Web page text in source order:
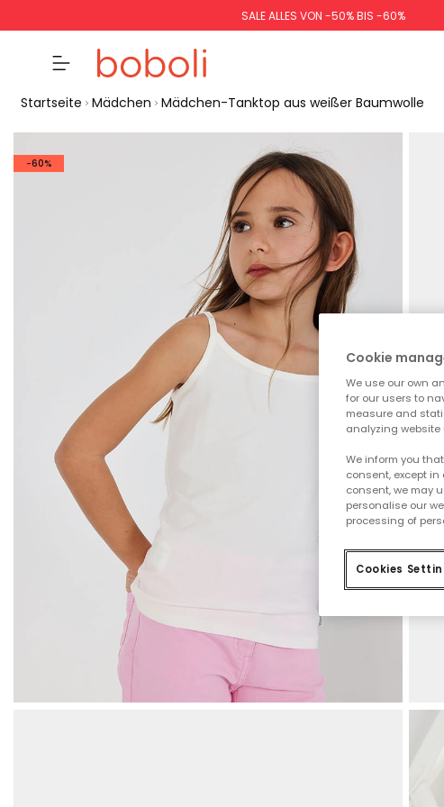
SALE ALLES VON -50% BIS -60%
Startseite Mädchen Mädchen-Tanktop aus weißer Baumwolle
-60%
Cookie
We use our own
for our users to
measure and
analyzing website
We inform you
consent, except
consent, we may
personalise our
processing of
Cookies